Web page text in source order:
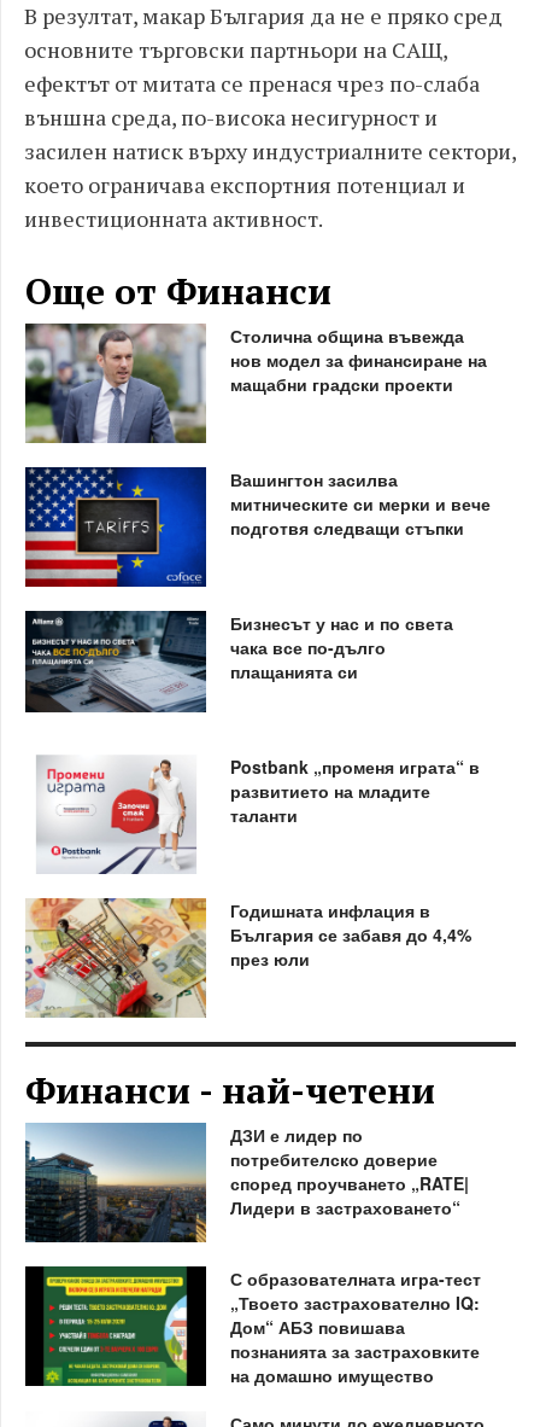
В резултат, макар България да не е пряко сред
основните търговски партньори на САЩ,
ефектът от митата се пренася чрез по-слаба
външна среда, по-висока несигурност и
засилен натиск върху индустриалните сектори,
което ограничава експортния потенциал и
инвестиционната активност.
Още от Финанси
Столична община въвежда
нов модел за финансиране на
мащабни градски проекти
Вашингтон засилва
митническите си мерки и вече
подготвя следващи стъпки
Бизнесът у нас и по света
чака все по-дълго
плащанията си
Postbank „променя играта“ в
развитието на младите
таланти
Годишната инфлация в
България се забавя до 4,4%
през юли
Финанси - най-четени
ДЗИ е лидер по
потребителско доверие
според проучването „RATE|
Лидери в застраховането“
С образователната игра-тест
„Твоето застрахователно IQ:
Дом“ АБЗ повишава
познанията за застраховките
на домашно имущество